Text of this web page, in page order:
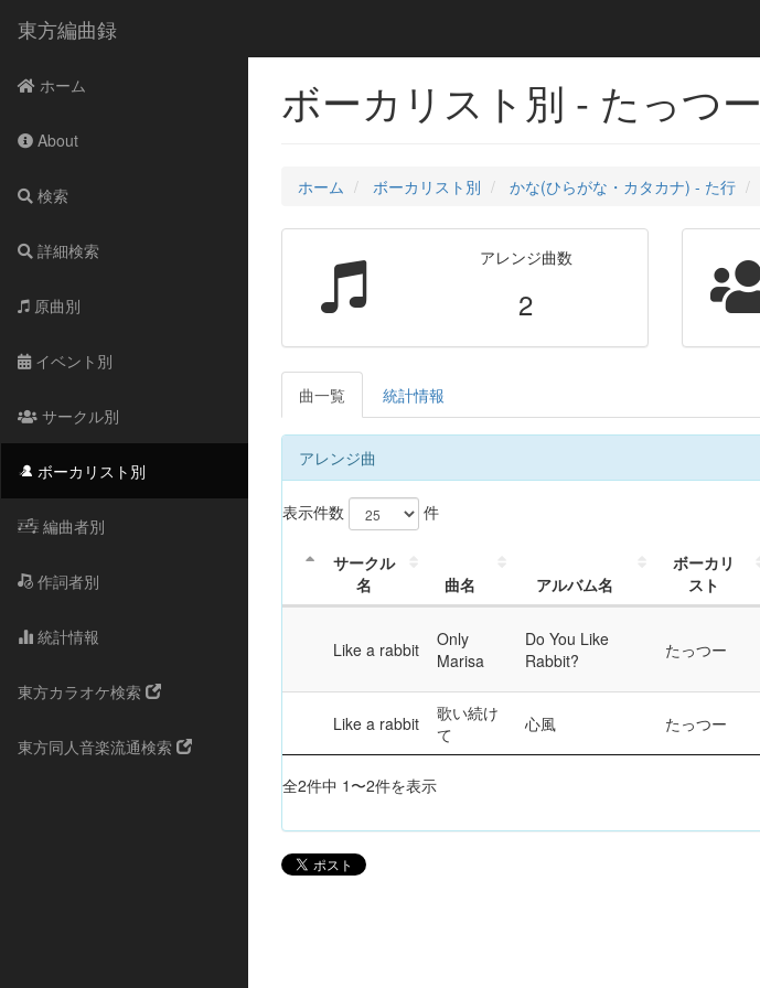
東方編曲録
ホーム
About
検索
詳細検索
原曲別
イベント別
サークル別
ボーカリスト別
編曲者別
作詞者別
統計情報
東方カラオケ検索
東方同人音楽流通検索
ボーカリスト別 - たっつー
ホーム ボーカリスト別 かな(ひらがな・カタカナ) - た行
アレンジ曲数
2
曲一覧 統計情報
アレンジ曲
表示件数 件
サークル
名
曲名 アルバム名
ボーカリ
スト
Like a rabbit
Only
Marisa
Do You Like
Rabbit?
たっつー
Like a rabbit
歌い続け
て
心風 たっつー
全2件中 1〜2件を表示